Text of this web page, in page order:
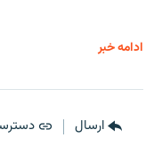
ادامه خبر
ارسال